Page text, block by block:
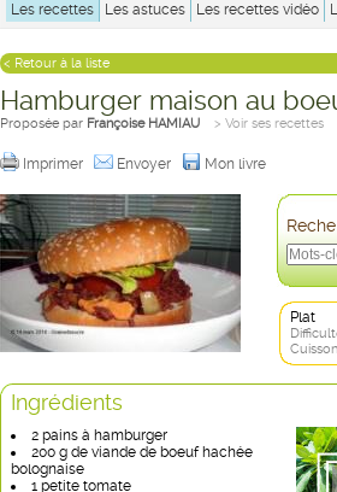
Les recettes Les astuces Les recettes vidéo
< Retour à la liste
Hamburger maison au
Proposée par Françoise HAMIAU > Voir ses recettes
Imprimer Envoyer Mon livre
Plat
Ingrédients
2 pains à hamburger
200 g de viande de boeuf hachée
bolognaise
1 petite tomate